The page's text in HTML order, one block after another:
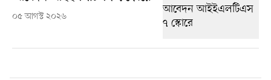
০৫ আগস্ট ২০২৬